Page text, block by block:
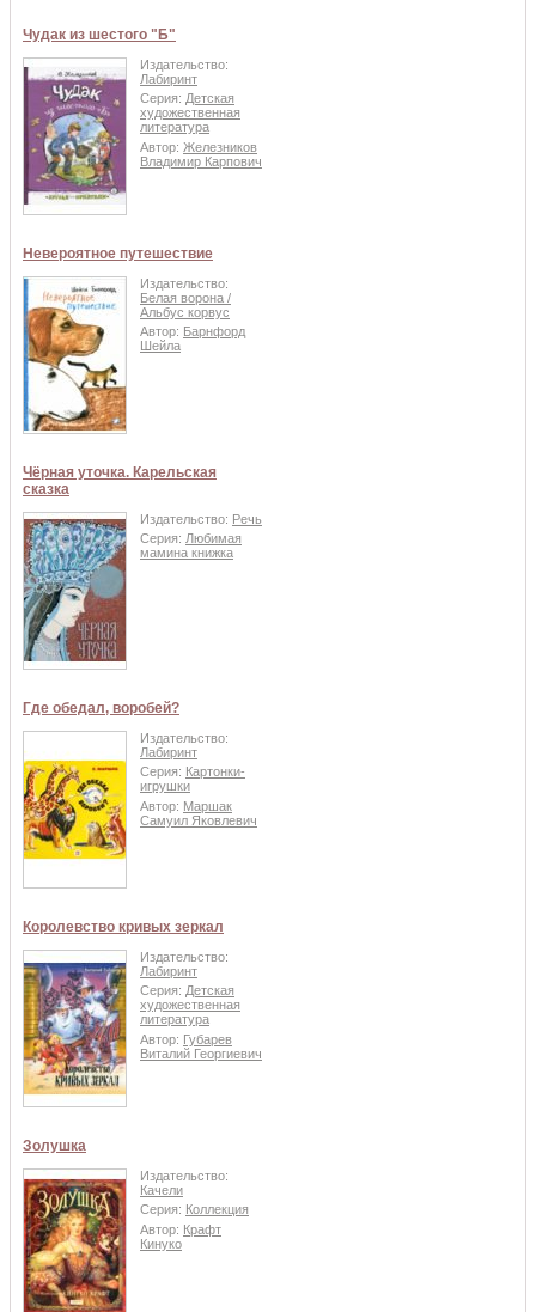
Чудак из шестого "Б"
Издательство:
Лабиринт
Серия: Детская
художественная
литература
Автор: Железников
Владимир Карпович
Невероятное путешествие
Издательство:
Белая ворона /
Альбус корвус
Автор: Барнфорд
Шейла
Чёрная уточка. Карельская
сказка
Издательство: Речь
Серия: Любимая
мамина книжка
Где обедал, воробей?
Издательство:
Лабиринт
Серия: Картонки-
игрушки
Автор: Маршак
Самуил Яковлевич
Королевство кривых зеркал
Издательство:
Лабиринт
Серия: Детская
художественная
литература
Автор: Губарев
Виталий Георгиевич
Золушка
Издательство:
Качели
Серия: Коллекция
Автор: Крафт
Кинуко